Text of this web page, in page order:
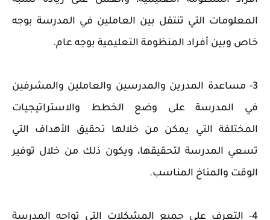
المعلومات التي تنتقل بين العاملين في المدرسة بوجه
خاص وبين أفراد المنظومة التعليمية بوجه عام.
3- مساعدة المدرين والمدرسين والعاملين والمشرفين
في المدرسة على وضع الخطط والاستراتيجيات
المختلفة التي يمكن من خلالها تحقيق الأهداف التي
تسعي المدرسة لتحقيقها، ويكون ذلك من خلال توفير
الوقت والمناخ المناسب.
4- التعرف على جميع المشكلات التي تواجه المدرسة